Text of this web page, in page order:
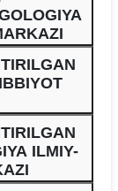
ILMIY-